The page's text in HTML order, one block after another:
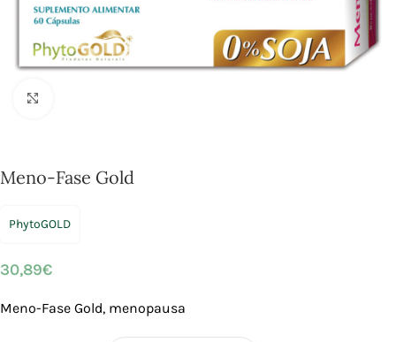
Meno-Fase Gold
PhytoGOLD
30,89€
Meno-Fase Gold, menopausa